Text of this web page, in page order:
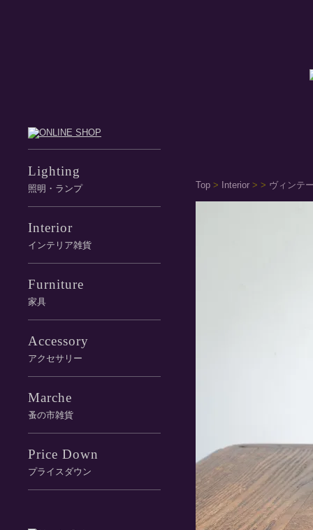
Top > Interior > > ヴィンテ
Lighting
照明・ランプ
Interior
インテリア雑貨
Furniture
家具
Accessory
アクセサリー
Marche
蚤の市雑貨
Price Down
プライスダウン